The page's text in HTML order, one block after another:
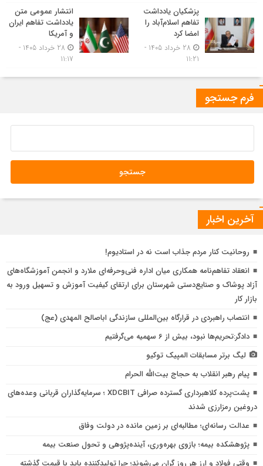
پزشکیان یادداشت
تفاهم اسلام‌آباد را
امضا کرد
28 خرداد 1405 -
11:21
انتشار عمومی متن
یادداشت تفاهم ایران
و آمریکا
28 خرداد 1405 -
11:17
فرم جستجو
آخرین اخبار
روحانیت کنار مردم جذاب است نه در استادیوم!
انعقاد تفاهم‌نامه همکاری میان اداره فنی‌وحرفه‌ای ملارد و انجمن آموزشگاه‌های
آزاد پوشاک و صنایع‌دستی شهرستان برای ارتقای کیفیت آموزش و تسهیل ورود به
بازار کار
انتصاب راهبردی در قرارگاه بین‌المللی سازندگی اباصالح المهدی (عج)
دادگر:تحریم‌ها نبود، بیش از 6 سهمیه می‌گرفتیم
لیگ برتر مسابقات المپیک توکیو
پیام رهبر انقلاب به حجاج بیت‌الله الحرام
پشت‌پرده کلاهبرداری گسترده صرافی XDCBIT ؛ سرمایه‌گذاران قربانی وعده‌های
دروغین رمزارزی شدند
عدالت رسانه‌ای؛ مطالبه‌ای بر زمین مانده در دولت وفاق
پژوهشكده بیمه؛ بازوی بهره‌وری، آینده‌پژوهی و تحول صنعت بیمه
وقتی فولاد و ارز هر روز گران می‌شوند؛ چرا تولیدکننده باید با قیمت گذشته